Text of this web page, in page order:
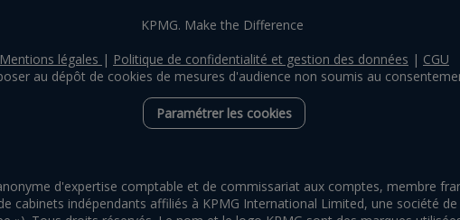
KPMG. Make the Difference
Mentions légales | Politique de confidentialité et gestion des données | CGU
au dépôt de cookies de mesures d'audience non soumis au
Paramétrer les cookies
d'expertise comptable et de commissariat aux comptes, membre
cabinets indépendants affiliés à KPMG International Limited, une société